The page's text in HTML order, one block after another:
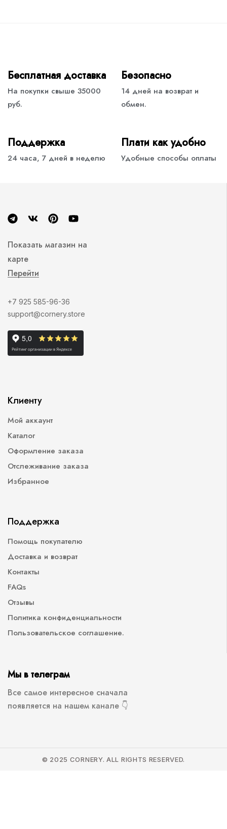
Бесплатная доставка
На покупки свыше 35000
руб.
Безопасно
14 дней на возврат и
обмен.
Поддержка
24 часа, 7 дней в неделю
Плати как удобно
Удобные способы оплаты
Показать магазин на
карте
Перейти
+7 925 585-96-36
support@cornery.store
Клиенту
Мой аккаунт
Каталог
Оформление заказа
Отслеживание заказа
Избранное
Поддержка
Помощь покупателю
Доставка и возврат
Контакты
FAQs
Отзывы
Политика конфиденциальности
Пользовательское соглашение.
Мы в телеграм
Все самое интересное сначала
появляется на нашем канале 👇
© 2025 CORNERY. ALL RIGHTS RESERVED.